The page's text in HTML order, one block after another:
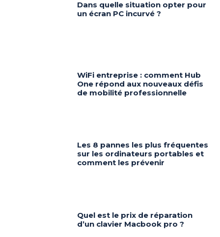
Dans quelle situation opter pour
un écran PC incurvé ?
WiFi entreprise : comment Hub
One répond aux nouveaux défis
de mobilité professionnelle
Les 8 pannes les plus fréquentes
sur les ordinateurs portables et
comment les prévenir
Quel est le prix de réparation
d’un clavier Macbook pro ?